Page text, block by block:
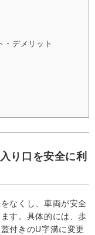
・デメリット
り口を安全に利
なくし、車両が安全
す。具体的には、歩
付きのU字溝に変更